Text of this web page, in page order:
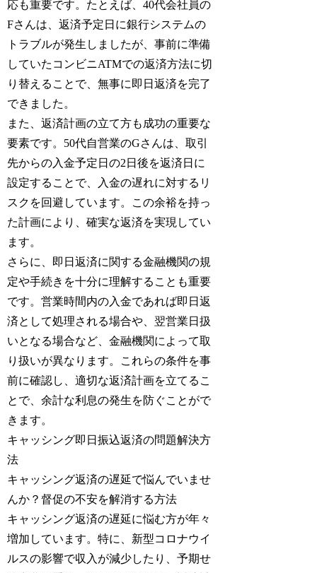
応も重要です。たとえば、40代会社員の
Fさんは、返済予定日に銀行システムの
トラブルが発生しましたが、事前に準備
していたコンビニATMでの返済方法に切
り替えることで、無事に即日返済を完了
できました。
また、返済計画の立て方も成功の重要な
要素です。50代自営業のGさんは、取引
先からの入金予定日の2日後を返済日に
設定することで、入金の遅れに対するリ
スクを回避しています。この余裕を持っ
た計画により、確実な返済を実現してい
ます。
さらに、即日返済に関する金融機関の規
定や手続きを十分に理解することも重要
です。営業時間内の入金であれば即日返
済として処理される場合や、翌営業日扱
いとなる場合など、金融機関によって取
り扱いが異なります。これらの条件を事
前に確認し、適切な返済計画を立てるこ
とで、余計な利息の発生を防ぐことがで
きます。
キャッシング即日振込返済の問題解決方
法
キャッシング返済の遅延で悩んでいませ
んか？督促の不安を解消する方法
キャッシング返済の遅延に悩む方が年々
増加しています。特に、新型コロナウイ
ルスの影響で収入が減少したり、予期せ